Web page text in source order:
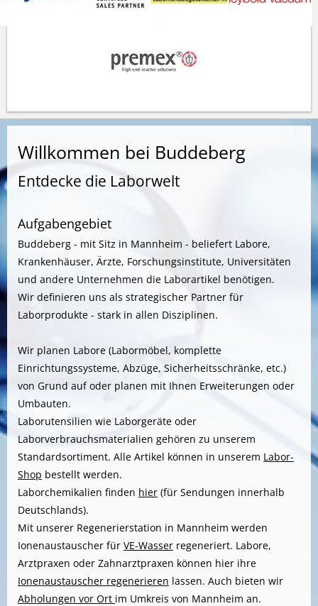
Willkommen bei Buddeberg
Entdecke die Laborwelt
Aufgabengebiet
Buddeberg - mit Sitz in Mannheim - beliefert Labore,
Krankenhäuser, Ärzte, Forschungsinstitute, Universitäten
und andere Unternehmen die Laborartikel benötigen.
Wir definieren uns als strategischer Partner für
Laborprodukte - stark in allen Disziplinen.
Wir planen Labore (Labormöbel, komplette
Einrichtungssysteme, Abzüge, Sicherheitsschränke, etc.)
von Grund auf oder planen mit Ihnen Erweiterungen oder
Umbauten.
Laborutensilien wie Laborgeräte oder
Laborverbrauchsmaterialien gehören zu unserem
Standardsortiment. Alle Artikel können in unserem Labor-
Shop bestellt werden.
Laborchemikalien finden hier (für Sendungen innerhalb
Deutschlands).
Mit unserer Regenerierstation in Mannheim werden
Ionenaustauscher für VE-Wasser regeneriert. Labore,
Arztpraxen oder Zahnarztpraxen können hier ihre
Ionenaustauscher regenerieren lassen. Auch bieten wir
Abholungen vor Ort im Umkreis von Mannheim an.